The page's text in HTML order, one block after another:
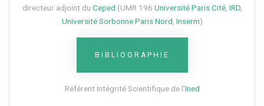
directeur adjoint du Ceped (UMR 196 Université Paris Cité, IRD,
Université Sorbonne Paris Nord Inserm)
BIBLIOGRAPHIE
Référent Intégrité Scientifique de l’Ined